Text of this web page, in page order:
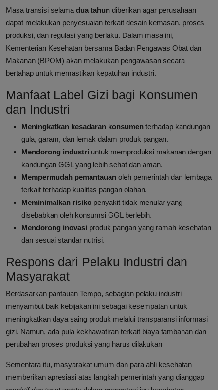
Masa transisi selama dua tahun diberikan agar perusahaan
dapat melakukan penyesuaian terkait desain kemasan, proses
produksi, dan regulasi yang berlaku. Dalam masa ini,
Kementerian Kesehatan bersama Badan Pengawas Obat dan
Makanan (BPOM) akan melakukan pengawasan secara
bertahap untuk memastikan kepatuhan industri.
Manfaat Label Gizi bagi Konsumen
dan Industri
Meningkatkan kesadaran konsumen terhadap kandungan
gula, garam, dan lemak dalam produk pangan.
Mendorong industri untuk memproduksi makanan dengan
kandungan GGL yang lebih sehat dan aman.
Mempermudah pemantauan oleh pemerintah dan lembaga
terkait terhadap kualitas pangan olahan.
Meminimalkan risiko penyakit tidak menular yang
disebabkan oleh konsumsi GGL berlebih.
Mendorong inovasi produk pangan yang ramah kesehatan
dan sesuai standar nutrisi.
Respons dari Pelaku Industri dan
Masyarakat
Berdasarkan pantauan Tempo, sebagian pelaku industri
menyambut baik kebijakan ini sebagai kesempatan untuk
meningkatkan daya saing produk melalui transparansi informasi
gizi. Namun, ada pula kekhawatiran terkait biaya tambahan dan
perubahan proses produksi yang harus dilakukan.
Sementara itu, masyarakat umum dan para ahli kesehatan
memberikan apresiasi atas langkah pemerintah yang dianggap